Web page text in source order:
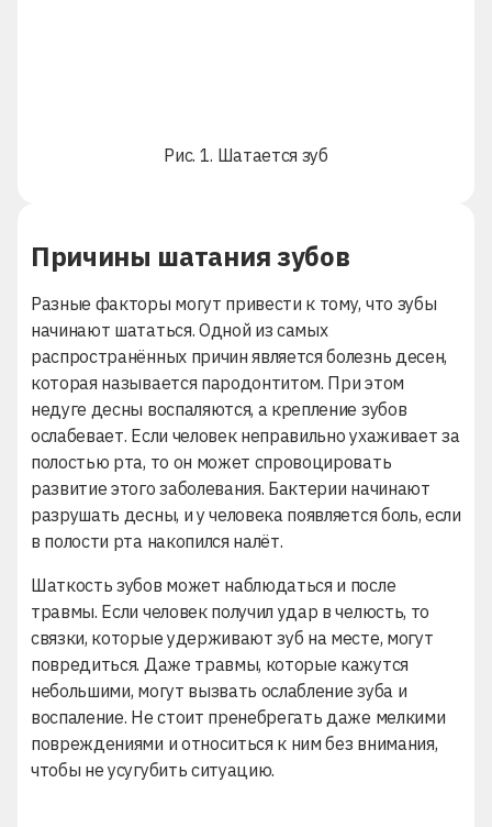
Рис. 1. Шатается зуб
Причины шатания зубов
Разные факторы могут привести к тому, что зубы
начинают шататься. Одной из самых
распространённых причин является болезнь десен,
которая называется пародонтитом. При этом
недуге десны воспаляются, а крепление зубов
ослабевает. Если человек неправильно ухаживает за
полостью рта, то он может спровоцировать
развитие этого заболевания. Бактерии начинают
разрушать десны, и у человека появляется боль, если
в полости рта накопился налёт.
Шаткость зубов может наблюдаться и после
травмы. Если человек получил удар в челюсть, то
связки, которые удерживают зуб на месте, могут
повредиться. Даже травмы, которые кажутся
небольшими, могут вызвать ослабление зуба и
воспаление. Не стоит пренебрегать даже мелкими
повреждениями и относиться к ним без внимания,
чтобы не усугубить ситуацию.